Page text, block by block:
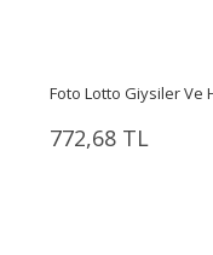
Foto Lotto Giysiler Ve
772,68 TL